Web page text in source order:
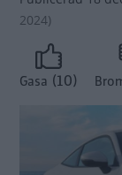
2024)
Gasa (10)